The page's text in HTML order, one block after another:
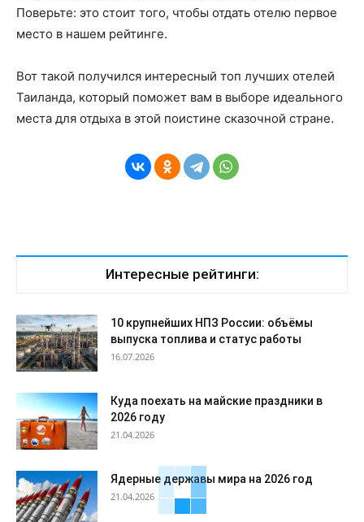
Поверьте: это стоит того, чтобы отдать отелю первое
место в нашем рейтинге.
Вот такой получился интересный топ лучших отелей
Таиланда, который поможет вам в выборе идеального
места для отдыха в этой поистине сказочной стране.
Интересные рейтинги:
10 крупнейших НПЗ России: объёмы
выпуска топлива и статус работы
16.07.2026
Куда поехать на майские праздники в
2026 году
21.04.2026
Ядерные державы мира на 2026 год
21.04.2026